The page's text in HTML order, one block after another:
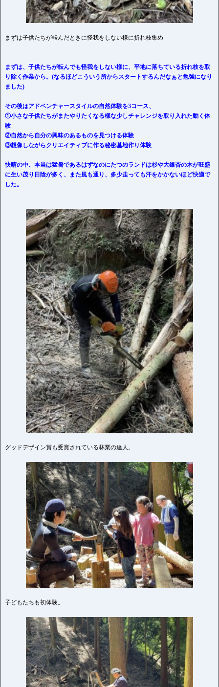
まずは子供たちが転んだときに怪我をしない様に折れ枝集め
まずは、子供たちが転んでも怪我をしない様に、平地に落ちている折れ枝を取
り除く作業から。(なるほどこういう所からスタートするんだなぁと勉強になり
ました)
その後はアドベンチャースタイルの自然体験を3コース、
①小さな子供たちがまたやりたくなる様な少しチャレンジを取り入れた動く体
験
②自然から自分の興味のあるものを見つける体験
③想像しながらクリエイティブに作る秘密基地作り体験
快晴の中、本当は猛暑であるはずなのにたつのランドは杉や大銀杏の木が旺盛
に生い茂り日陰が多く、また風も通り、多少走っても汗をかかないほど快適で
した。
グッドデザイン賞も受賞されている林業の達人。
子どもたちも初体験。